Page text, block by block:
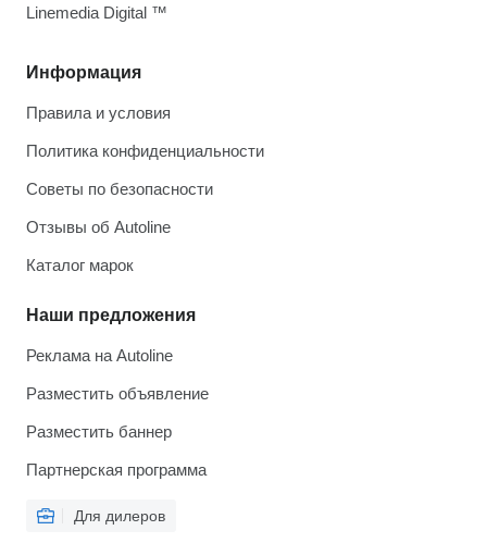
Информация
Правила и условия
Политика конфиденциальности
Советы по безопасности
Отзывы об Autoline
Каталог марок
Наши предложения
Реклама на Autoline
Разместить объявление
Разместить баннер
Партнерская программа
Для дилеров
Linemedia Digital ™